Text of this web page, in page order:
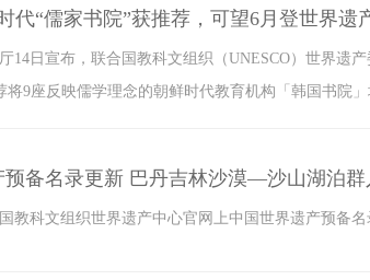
代“儒家书院”获推荐，可望6月登世界遗
14日宣布，联合国教科文组织（UNESCO）世界遗
将9座反映儒学理念的朝鲜时代教育机构「韩国书院
预备名录更新 巴丹吉林沙漠—沙山湖泊群
教科文组织世界遗产中心官网上中国世界遗产预备名